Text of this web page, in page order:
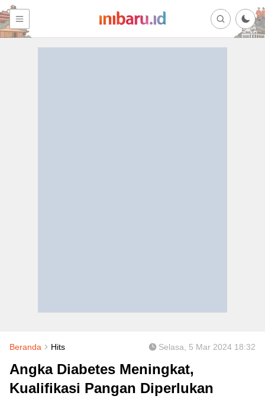
Beranda Hits Selasa, 5 Mar 2024 18:32
Angka Diabetes Meningkat,
Kualifikasi Pangan Diperlukan